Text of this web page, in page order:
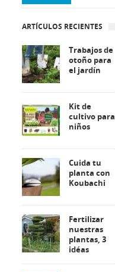
ARTÍCULOS RECIENTES
Trabajos de
otoño para
el jardín
Kit de
cultivo para
niños
Cuida tu
planta con
Koubachi
Fertilizar
nuestras
plantas, 3
idéas